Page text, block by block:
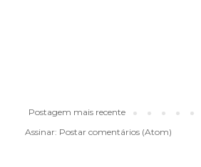
Postagem mais recente
Assinar: Postar comentários (Atom)